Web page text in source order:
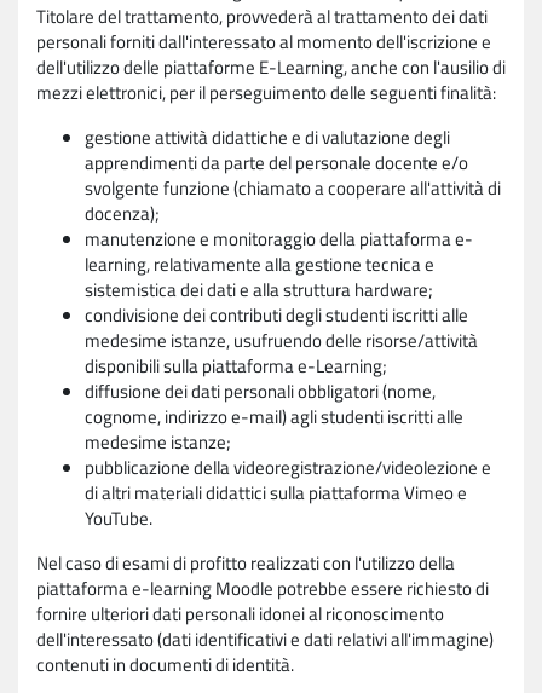
Titolare del trattamento, provvederà al trattamento dei dati
personali forniti dall'interessato al momento dell'iscrizione e
dell'utilizzo delle piattaforme E-Learning, anche con l'ausilio di
mezzi elettronici, per il perseguimento delle seguenti finalità:
gestione attività didattiche e di valutazione degli
apprendimenti da parte del personale docente e/o
svolgente funzione (chiamato a cooperare all'attività di
docenza);
manutenzione e monitoraggio della piattaforma e-
learning, relativamente alla gestione tecnica e
sistemistica dei dati e alla struttura hardware;
condivisione dei contributi degli studenti iscritti alle
medesime istanze, usufruendo delle risorse/attività
disponibili sulla piattaforma e-Learning;
diffusione dei dati personali obbligatori (nome,
cognome, indirizzo e-mail) agli studenti iscritti alle
medesime istanze;
pubblicazione della videoregistrazione/videolezione e
di altri materiali didattici sulla piattaforma Vimeo e
YouTube.
Nel caso di esami di profitto realizzati con l'utilizzo della
piattaforma e-learning Moodle potrebbe essere richiesto di
fornire ulteriori dati personali idonei al riconoscimento
dell'interessato (dati identificativi e dati relativi all'immagine)
contenuti in documenti di identità.